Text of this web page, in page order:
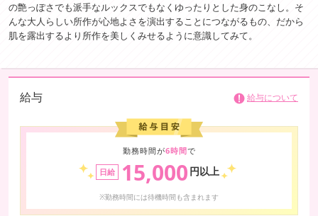
の艶っぽさでも派手なルックスでもなくゆったりとした身のこなし。そ
んな大人らしい所作が心地よさを演出することにつながるもの、だから
肌を露出するより所作を美しくみせるように意識してみて。
給与 給与について
勤務時間が6時間で
日給 15,000 円以上
※勤務時間には待機時間も含まれます